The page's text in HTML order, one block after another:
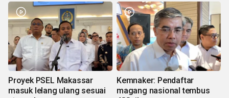
Proyek PSEL Makassar
masuk lelang ulang sesuai
Kemnaker: Pendaftar
magang nasional tembus